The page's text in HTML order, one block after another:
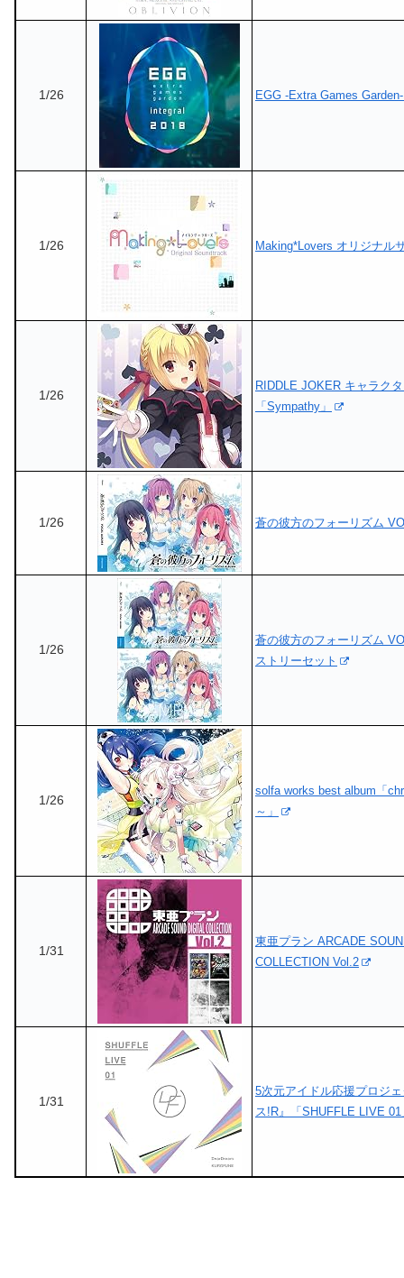
1/26 EGG -Extra Games
1/26 Making*Lovers オリジナル
1/26
RIDDLE JOKER キャラク
「Sympathy」
1/26 蒼の彼方のフォーリズム
1/26
蒼の彼方のフォーリズム
ストリーセット
1/26
solfa works best album「
～」
1/31
東亜プラン ARCADE
COLLECTION Vol.2
1/31
5次元アイドル応援プロジ
ス!R』「SHUFFLE LIVE 01